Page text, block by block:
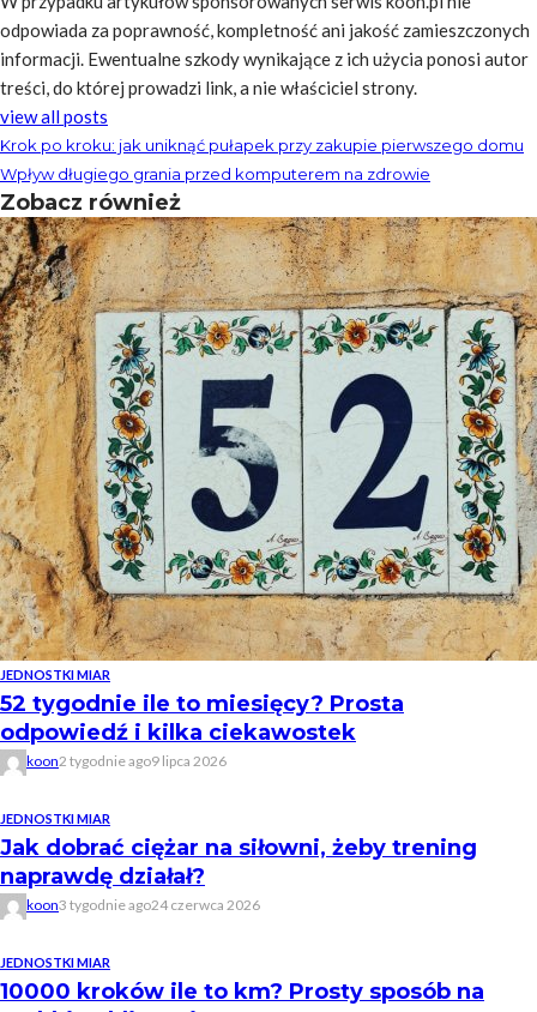
odpowiada za poprawność, kompletność ani jakość zamieszczonych
informacji. Ewentualne szkody wynikające z ich użycia ponosi autor
treści, do której prowadzi link, a nie właściciel strony.
view all posts
Krok po kroku: jak uniknąć pułapek przy zakupie pierwszego domu
Wpływ długiego grania przed komputerem na zdrowie
Zobacz również
JEDNOSTKI MIAR
52 tygodnie ile to miesięcy? Prosta
odpowiedź i kilka ciekawostek
koon2 tygodnie ago9 lipca 2026
JEDNOSTKI MIAR
Jak dobrać ciężar na siłowni, żeby trening
naprawdę działał?
koon3 tygodnie ago24 czerwca 2026
JEDNOSTKI MIAR
10000 kroków ile to km? Prosty sposób na